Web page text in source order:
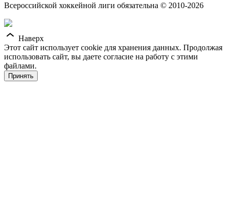
Всероссийской хоккейной лиги обязательна © 2010-2026
Наверх
Этот сайт использует cookie для хранения данных. Продолжая
использовать сайт, вы даете согласие на работу с этими
файлами.
Принять